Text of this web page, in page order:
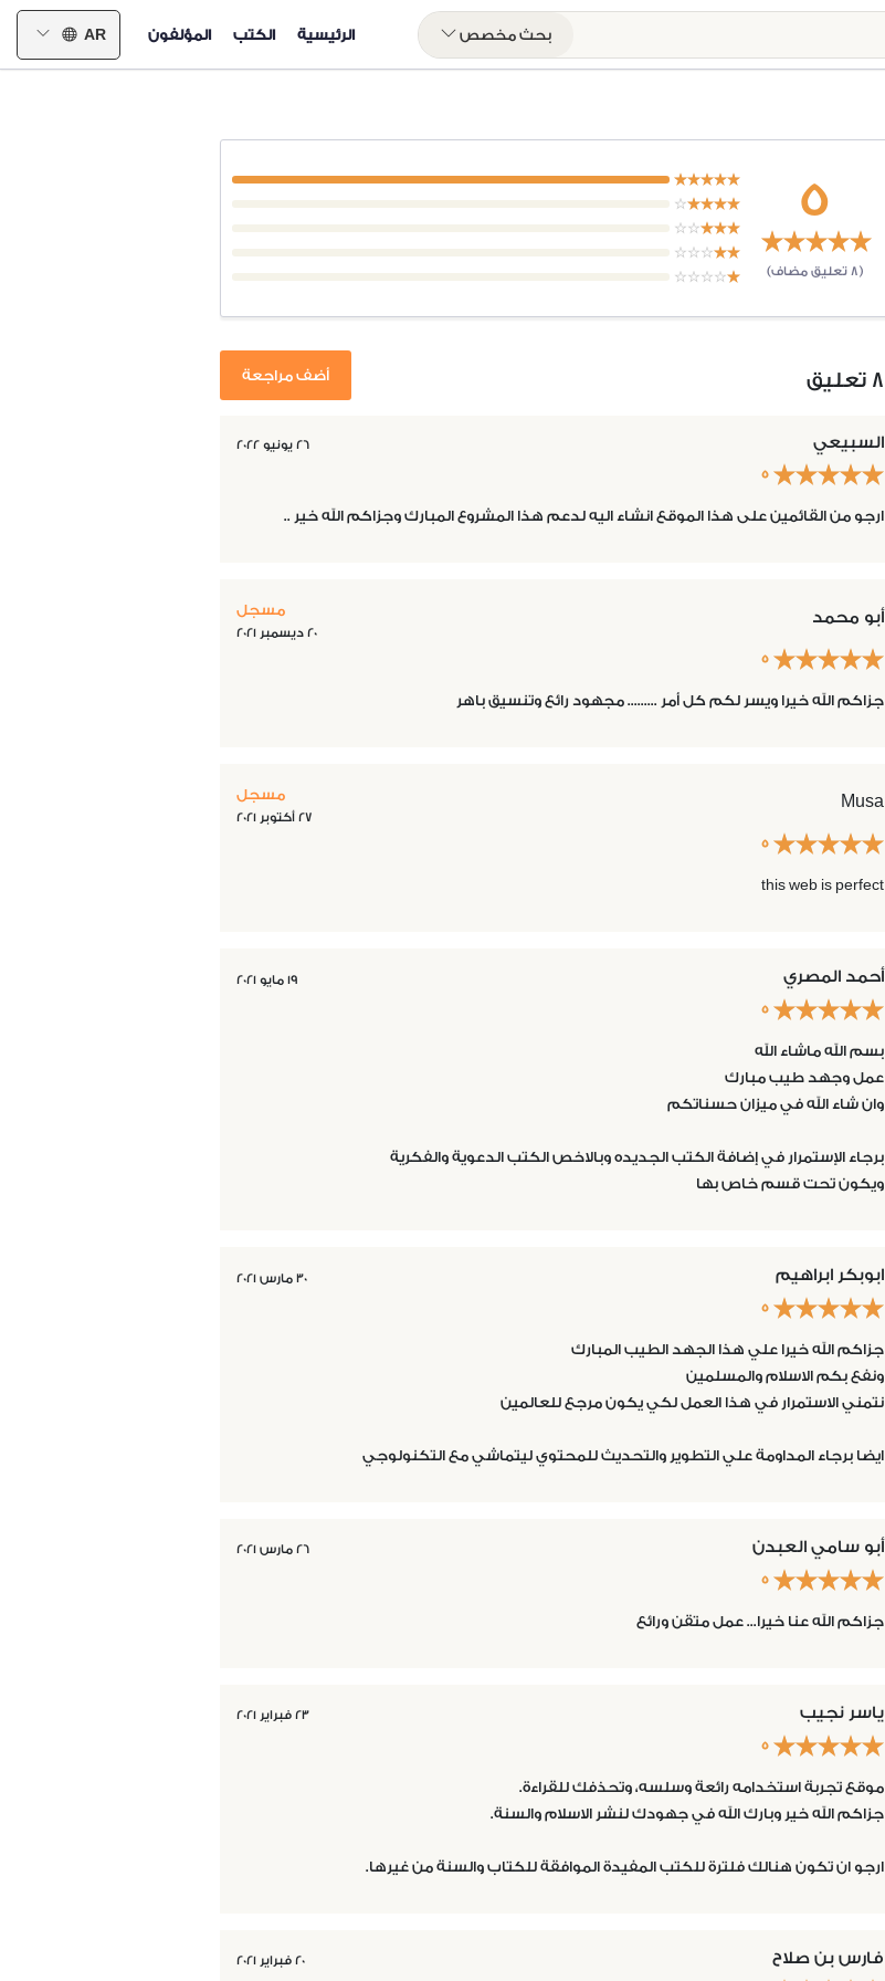
بحث مخصص الرئيسية الكتب المؤلفون AR
5
(8 تعليق مضاف)
8 تعليق أضف مراجعة
السبيعي ٢٦ يونيو ٢٠٢٢
5
ارجو من القائمين على هذا الموقع انشاء اليه لدعم هذا المشروع المبارك وجزاكم الله خير ..
أبو محمد مسجل
٢٠ ديسمبر ٢٠٢١
5
جزاكم الله خيرا ويسر لكم كل أمر ......... مجهود رائع وتنسيق باهر
Musa مسجل
٢٧ أكتوبر ٢٠٢١
5
this web is perfect
أحمد المصري ١٩ مايو ٢٠٢١
5
بسم الله ماشاء الله
عمل وجهد طيب مبارك
وان شاء الله في ميزان حسناتكم
برجاء الإستمرار في إضافة الكتب الجديده وبالاخص الكتب الدعوية والفكرية
ويكون تحت قسم خاص بها
ابوبكر ابراهيم ٣٠ مارس ٢٠٢١
5
جزاكم الله خيرا علي هذا الجهد الطيب المبارك
ونفع بكم الاسلام والمسلمين
نتمني الاستمرار في هذا العمل لكي يكون مرجع للعالمين
ايضا برجاء المداومة علي التطوير والتحديث للمحتوي ليتماشي مع التكنولوجي
أبو سامي العبدن ٢٦ مارس ٢٠٢١
5
جزاكم الله عنا خيرا... عمل متقن ورائع
ياسر نجيب ٢٣ فبراير ٢٠٢١
5
موقع تجربة استخدامه رائعة وسلسه، وتحذفك للقراءة.
جزاكم الله خير وبارك الله في جهودك لنشر الاسلام والسنة.
ارجو ان تكون هنالك فلترة للكتب المفيدة الموافقة للكتاب والسنة من غيرها.
فارس بن صلاح ٢٠ فبراير ٢٠٢١